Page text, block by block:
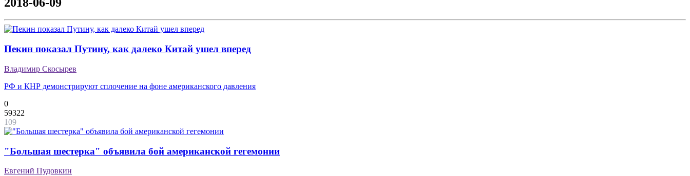
Пекин показал Путину, как далеко Китай ушел вперед
Владимир Скосырев
РФ и КНР демонстрируют сплочение на фоне американского давления
0
59322
109
"Большая шестерка" объявила бой американской гегемонии
Евгений Пудовкин